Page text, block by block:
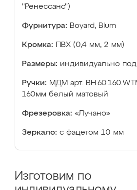
"Ренессанс")
Фурнитура: Boyard, Blum
Кромка: ПВХ (0,4 мм, 2 мм)
Размеры: индивидуально под
Ручки: МДМ арт.
160мм белый матовый
Фрезеровка: «Лучано»
Зеркало: с фацетом 10 мм
Изготовим по